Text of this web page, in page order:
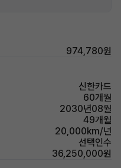
974,780원
신한카드
60개월
2030년08월
49개월
20,000km/년
선택인수
36,250,000원